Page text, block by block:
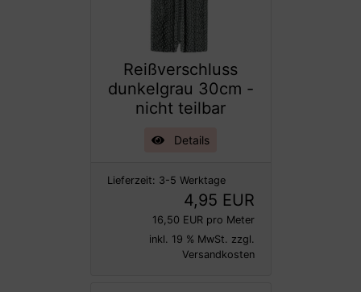
Reißverschluss
dunkelgrau 30cm -
nicht teilbar
Details
Lieferzeit: 3-5 Werktage
4,95 EUR
16,50 EUR pro Meter
inkl. 19 % MwSt. zzgl.
Versandkosten